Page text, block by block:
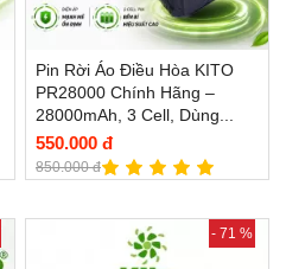
Pin Rời Áo Điều Hòa KITO
PR28000 Chính Hãng –
28000mAh, 3 Cell, Dùng...
550.000 đ
850.000 đ
- 71 %